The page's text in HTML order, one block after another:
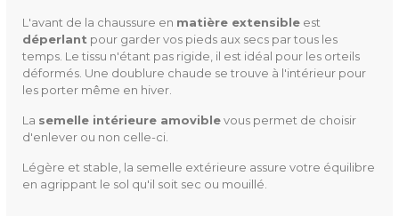
L'avant de la chaussure en matière extensibleest
déperlant pour garder vos pieds aux secs par tous les
temps. Le tissu n'étant pas rigide, il est idéal pour les orteils
déformés. Une doublure chaude se trouve à l'intérieur pour
les porter même en hiver.
La semelle intérieure amoviblevous permet de choisir
d'enlever ou non celle-ci.
Légère et stable, la semelle extérieure assure votre équilibre
en agrippant le sol qu'il soit sec ou mouillé.
Type Bottine
Utilisation
Pathologies
Névrome de morton